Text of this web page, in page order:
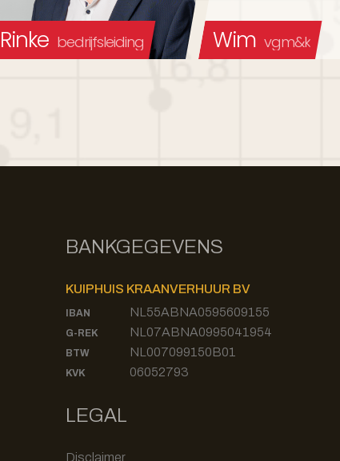
Rinke bedrijfsleiding Wim vgm&k
BANKGEGEVENS
KUIPHUIS KRAANVERHUUR BV
IBAN NL55ABNA0595609155
G-REK NL07ABNA0995041954
BTW NL007099150B01
KVK 06052793
LEGAL
Disclaimer